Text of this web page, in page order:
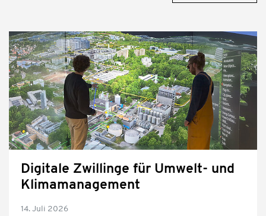
Digitale Zwillinge für Umwelt- und
Klimamanagement
14. Juli 2026